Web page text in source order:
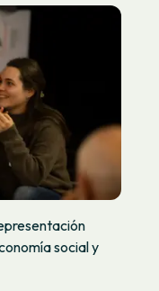
social y